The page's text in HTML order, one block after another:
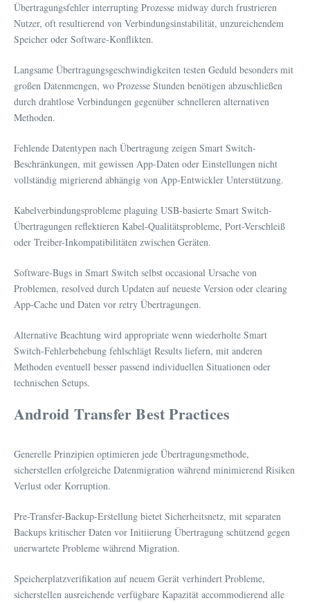
Übertragungsfehler interrupting Prozesse midway durch frustrieren
Nutzer, oft resultierend von Verbindungsinstabilität, unzureichendem
Speicher oder Software-Konflikten.
Langsame Übertragungsgeschwindigkeiten testen Geduld besonders mit
großen Datenmengen, wo Prozesse Stunden benötigen abzuschließen
durch drahtlose Verbindungen gegenüber schnelleren alternativen
Methoden.
Fehlende Datentypen nach Übertragung zeigen Smart Switch-
Beschränkungen, mit gewissen App-Daten oder Einstellungen nicht
vollständig migrierend abhängig von App-Entwickler Unterstützung.
Kabelverbindungsprobleme plaguing USB-basierte Smart Switch-
Übertragungen reflektieren Kabel-Qualitätsprobleme, Port-Verschleiß
oder Treiber-Inkompatibilitäten zwischen Geräten.
Software-Bugs in Smart Switch selbst occasional Ursache von
Problemen, resolved durch Updaten auf neueste Version oder clearing
App-Cache und Daten vor retry Übertragungen.
Alternative Beachtung wird appropriate wenn wiederholte Smart
Switch-Fehlerbehebung fehlschlägt Results liefern, mit anderen
Methoden eventuell besser passend individuellen Situationen oder
technischen Setups.
Android Transfer Best Practices
Generelle Prinzipien optimieren jede Übertragungsmethode,
sicherstellen erfolgreiche Datenmigration während minimierend Risiken
Verlust oder Korruption.
Pre-Transfer-Backup-Erstellung bietet Sicherheitsnetz, mit separaten
Backups kritischer Daten vor Initiierung Übertragung schützend gegen
unerwartete Probleme während Migration.
Speicherplatzverifikation auf neuem Gerät verhindert Probleme,
sicherstellen ausreichende verfügbare Kapazität accommodierend alle